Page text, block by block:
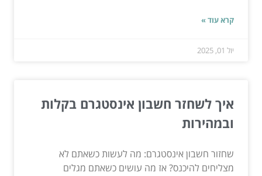
קרא עוד »
יול 01, 2025
איך לשחזר חשבון אינסטגרם בקלות
ובמהירות
שחזור חשבון אינסטגרם: מה לעשות כשאתם לא
מצליחים להיכנס? אז מה עושים כשאתם מגלים